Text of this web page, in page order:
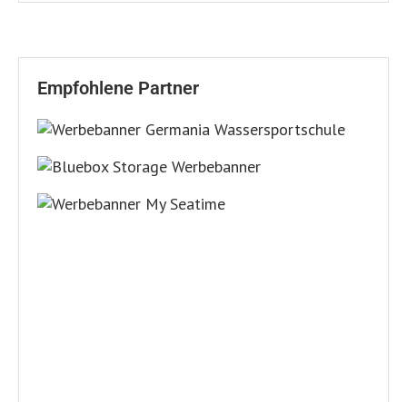
Empfohlene Partner